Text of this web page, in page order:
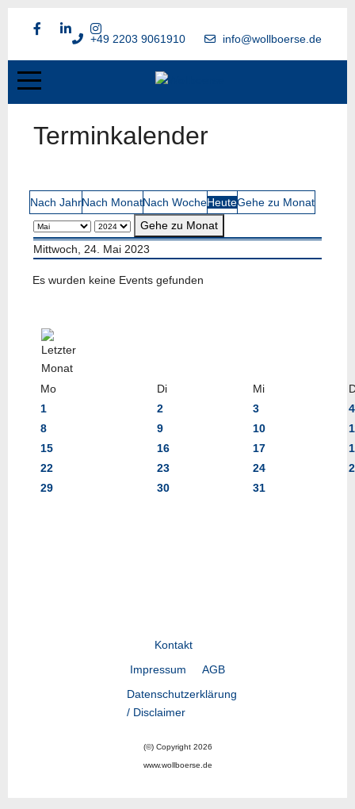
+49 2203 9061910 info@wollboerse.de
Terminkalender
Nach JahrNach MonatNach WocheHeuteGehe zu Monat
Gehe zu Monat
Mittwoch, 24. Mai 2023
Es wurden keine Events gefunden
Mo Di Mi
1
2 3
4
8
9 10
15
16 17
22
23 24
29
30 31
Kontakt
Impressum
AGB
Datenschutzerklärung
/ Disclaimer
(©) Copyright 2026
www.wollboerse.de